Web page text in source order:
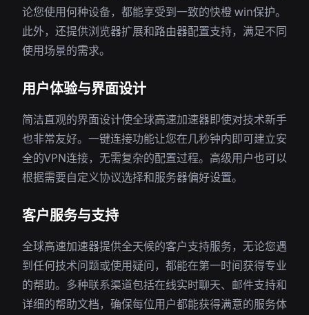
论您使用何种设备，都能享受到一致的快橙 win保护。
此外，还提供浏览器扩展和路由器配置支持，满足不同
使用场景的需求。
用户体验与界面设计
简洁直观的界面设计使全球高速加速器即使对技术新手
也非常友好。一键连接功能让您在几秒钟内即可建立安
全的VPN连接，无需复杂的配置过程。高级用户也可以
根据需要自定义协议选择和服务器偏好设置。
客户服务与支持
全球高速加速器提供全天候的客户支持服务，无论您遇
到任何技术问题或使用疑问，都能在第一时间获得专业
的帮助。多种联系渠道包括在线实时聊天、邮件支持和
详细的帮助文档，确保每位用户都能获得满意的服务体